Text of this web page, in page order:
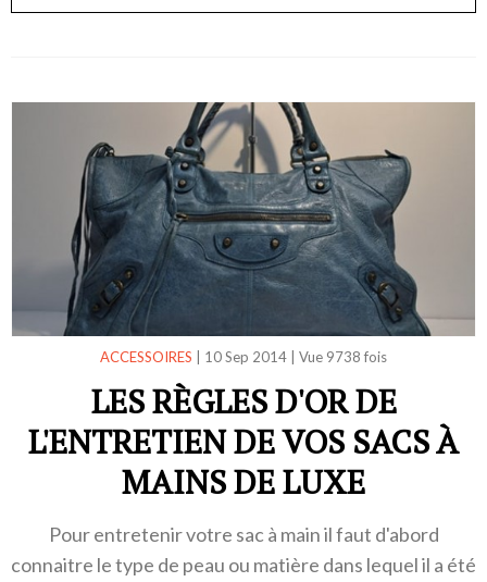
ACCESSOIRES 10 Sep 2014 Vue 9738 fois
LES RÈGLES D'OR DE
L'ENTRETIEN DE VOS SACS À
MAINS DE LUXE
Pour entretenir votre sac à main il faut d'abord
connaitre le type de peau ou matière dans lequel il a été